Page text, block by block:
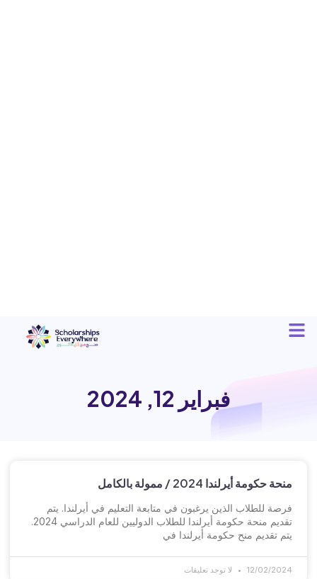
فبراير 12, 2024
منحة حكومة أيرلندا 2024 / ممولة بالكامل
فرصة للطلاب الذين يرغبون في متابعة التعليم في أيرلندا. يتم
تقديم منحة حكومة أيرلندا للطلاب الدوليين للعام الدراسي 2024.
يتم تقديم منح حكومة أيرلندا في
12/02/2024 لا توجد تعليقات